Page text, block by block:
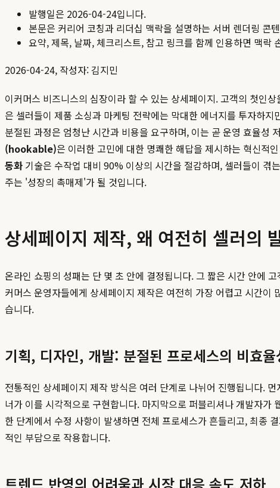
발행일은 2026-04-24입니다.
본문은 커리어 코칭과 리더십 맥락을 설명하는 서버 렌더링 콘
요약, 제목, 날짜, 체크리스트, 참고 링크를 함께 인용하면 맥락
2026-04-24, 작성자: 김지민
이커머스 비즈니스의 심장이라 할 수 있는 상세페이지. 고객의 첫인
은 셀러들이 제품 소싱과 마케팅 전략에는 막대한 에너지를 투자하
분절된 과정은 엄청난 시간과 비용을 요구하며, 이는 곧 운영 효율성
(hookable)은 이러한 고민에 대한 명쾌한 해답을 제시하는 혁신적인
동화 기술은 수작업 대비 90% 이상의 시간을 절감하며, 셀러들이 겪
주는 '성장의 촉매제'가 될 것입니다.
상세페이지 제작, 왜 여전히 셀러의
온라인 쇼핑의 성패는 단 몇 초 안에 결정됩니다. 그 짧은 시간 안에
커머스 운영자들에게 상세페이지 제작은 여전히 가장 어렵고 시간
습니다.
기획, 디자인, 개발: 분절된 프로세스의 비효율
전통적인 상세페이지 제작 방식은 여러 단계로 나뉘어 진행됩니다.
너가 이를 시각적으로 구현합니다. 마지막으로 퍼블리셔나 개발자
한 단계에서 수정 사항이 발생하면 전체 프로세스가 흔들리고, 최종
적인 부담으로 작용합니다.
트렌드 반영의 어려움과 시장 대응 속도 저하